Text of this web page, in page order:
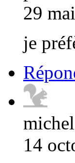
29
je
michel
14